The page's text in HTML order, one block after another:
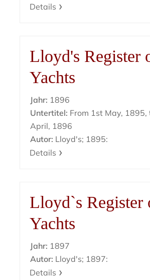
Details
Lloyd's Register
Yachts
Jahr: 1896
Untertitel: From 1st May,
April, 1896
Autor: Lloyd's; 1895:
Details
Lloyd`s Register
Yachts
Jahr: 1897
Autor: Lloyd's; 1897:
Details